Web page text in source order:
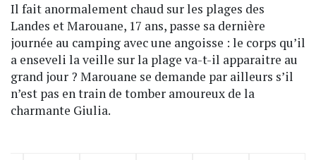
Il fait anormalement chaud sur les plages des
Landes et Marouane, 17 ans, passe sa dernière
journée au camping avec une angoisse : le corps qu’il
a enseveli la veille sur la plage va-t-il apparaitre au
grand jour ? Marouane se demande par ailleurs s’il
n’est pas en train de tomber amoureux de la
charmante Giulia.